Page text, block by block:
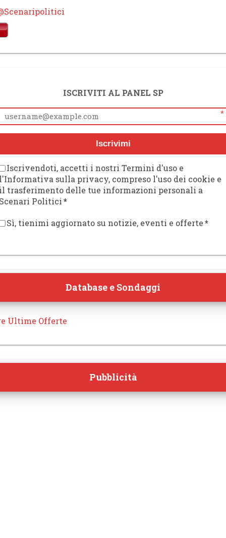
ISCRIVITI AL PANEL SP
*
Iscrivimi
Iscrivendoti, accetti i nostri Termini d'uso e
sulla privacy, compreso l'uso dei cookie e
trasferimento delle tue informazioni personali a
Politici*
Sì, tienimi aggiornato su notizie, eventi e offerte*
Database e Sondaggi
Ultime Offerte
Pubblicità